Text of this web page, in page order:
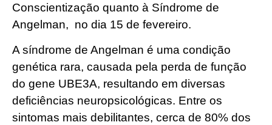
Conscientização quanto à Síndrome de
Angelman, no dia 15 de fevereiro.
A síndrome de Angelman é uma condição
genética rara, causada pela perda de função
do gene UBE3A, resultando em diversas
deficiências neuropsicológicas. Entre os
sintomas mais debilitantes, cerca de 80% dos